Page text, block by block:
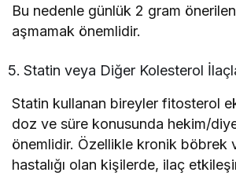
Bu nedenle günlük 2 gram
aşmamak önemlidir.
Statin veya Diğer Kolesterol
Statin kullanan bireyler fitosterol
doz ve süre konusunda hekim/
önemlidir. Özellikle kronik böbrek
hastalığı olan kişilerde, ilaç